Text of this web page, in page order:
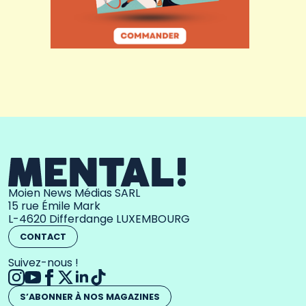
Moien News Médias SARL
15 rue Émile Mark
L-4620 Differdange LUXEMBOURG
CONTACT
Suivez-nous !
S’ABONNER À NOS MAGAZINES